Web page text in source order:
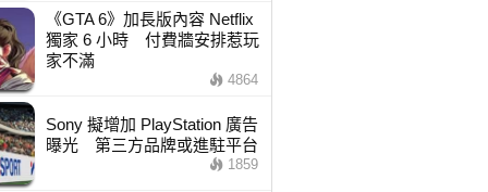
《GTA 6》加長版內容 Netflix
獨家 6 小時 付費牆安排惹玩
家不滿
4864
Sony 擬增加 PlayStation 廣告
曝光 第三方品牌或進駐平台
1859